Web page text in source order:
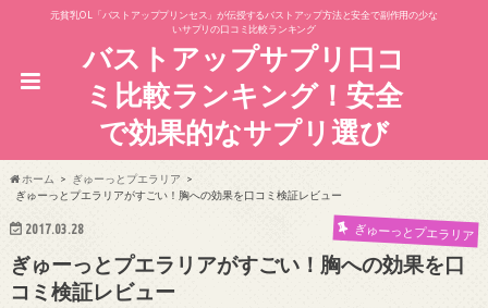
元貧乳OL「バストアッププリンセス」が伝授するバストアップ方法と安全で副作用の少な
いサプリの口コミ比較ランキング
バストアップサプリ口コ
ミ比較ランキング！安全
で効果的なサプリ選び
ホーム
ぎゅーっとプエラリア
ぎゅーっとプエラリアがすごい！胸への効果を口コミ検証レビュー
2017.03.28 ぎゅーっとプエラリア
ぎゅーっとプエラリアがすごい！胸への効果を口
コミ検証レビュー